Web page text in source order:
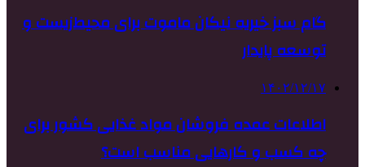
گام سبز خیریه نیکان ماموت برای محیط‌زیست و
توسعه پایدار
۱۴۰۲/۱۲/۱۷
اطلاعات عمده فروشان مواد غذایی کشور برای
چه کسب و کارهایی مناسب است؟